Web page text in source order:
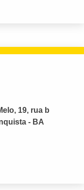
19, rua b
- BA